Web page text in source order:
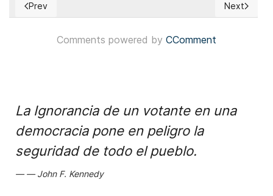
Previous article: EUA: Primarias claves en Maine y Carolina
Prev Next
Next
Comments powered by CComment
La Ignorancia de un votante en una
democracia pone en peligro la
seguridad de todo el pueblo.
John F. Kennedy